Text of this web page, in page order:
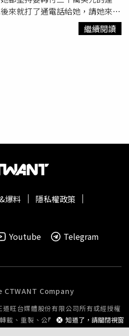
來就打了通電話給她，請她來拿
小陳回想報案當天的情景，愈想
肯碰面，要求直接匯款進她帳戶
改，讓中務公司對顧女說的話的
者提供）據了解，此案目前已經
28日，第二次則是在7月30日，
中務公司
只是廣東市的公司，我會
小陳直斥實在太囂張，「獅子大
公司因為這場風波，「鄭總經理
氣炸了！」本刊致電給顧靜怡，
什麼事？」本刊說明來意並詢問
：「沒有！沒有這種事！」隨即
。
繼續閱讀
知道了，請關閉視窗
爆料
隱私權政策
Youtube Telegram
CTWANT Company
旺台媒體股份有限公司所有或經授權
載、重製、公開播送或公開傳輸。